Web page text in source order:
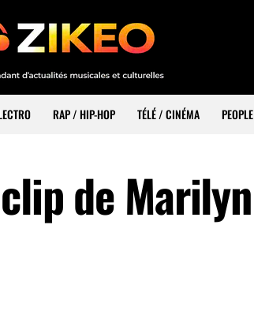
RAP / HIP-HOP TÉLÉ / CINÉMA PEOPLE
de Marilyn